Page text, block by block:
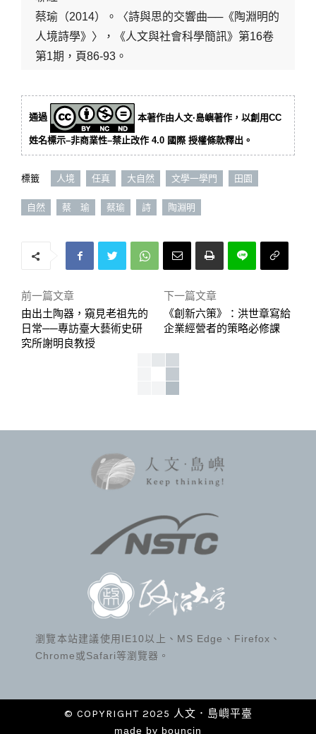
蔡瑜（2014）。〈詩與思的交響曲──《陶淵明的
人境詩學》〉，《人文與社會科學簡訊》第16卷
第1期，頁86-93。
通過 本著作由人文·島嶼著作，以創用CC
姓名標示–非商業性–禁止改作 4.0 國際 授權條款釋出。
標籤 人境 任真 大自然 文學一學門 田園
自然 蔡 瑜 蔡瑜 詩 陶淵明
前一篇文章
由出土陶器，窺見老祖先的
日常──專訪臺大藝術史研
究所謝明良教授
下一篇文章
《創新六策》：洪世章寫給
企業經營者的策略必修課
瀏覽本站建議使用IE10以上、MS Edge、Firefox、
Chrome或Safari等瀏覽器。
© COPYRIGHT 2025 人文．島嶼平臺
made by bouncin